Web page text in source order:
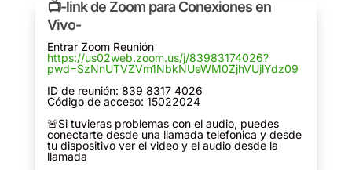
📺-link de Zoom para Conexiones en
Vivo-
Entrar Zoom Reunión
https://us02web.zoom.us/j/83983174026?
pwd=SzNnUTVZVm1NbkNUeWM0ZjhVUjlYdz09
ID de reunión: 839 8317 4026
Código de acceso: 15022024
🚨Si tuvieras problemas con el audio, puedes
conectarte desde una llamada telefonica y desde
tu dispositivo ver el video y el audio desde la
llamada